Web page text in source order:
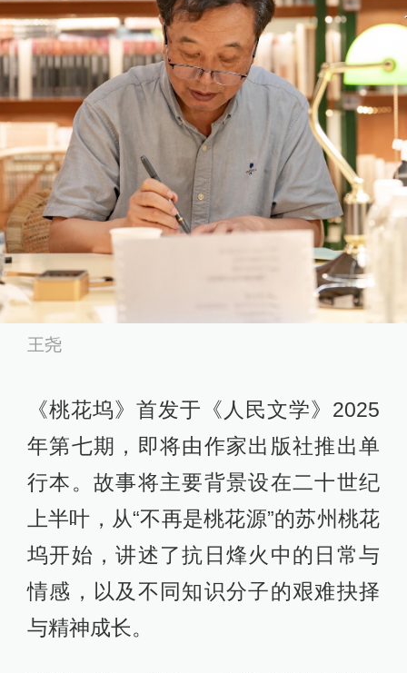
王尧
《桃花坞》首发于《人民文学》2025
年第七期，即将由作家出版社推出单
行本。故事将主要背景设在二十世纪
上半叶，从“不再是桃花源”的苏州桃花
坞开始，讲述了抗日烽火中的日常与
情感，以及不同知识分子的艰难抉择
与精神成长。